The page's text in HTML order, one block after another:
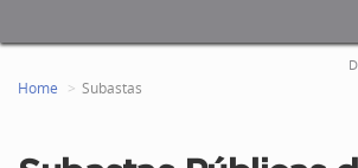
Home Subastas